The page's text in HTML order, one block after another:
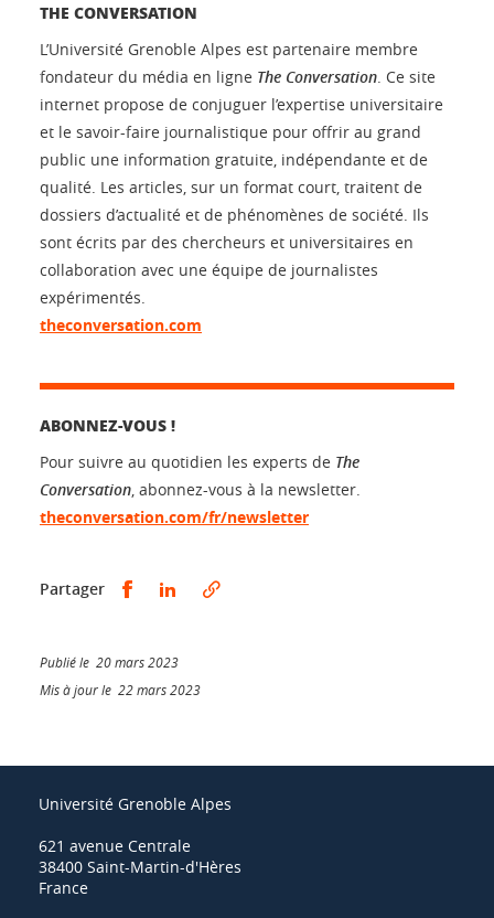
THE CONVERSATION
L’Université Grenoble Alpes est partenaire membre
fondateur du média en ligne The Conversation. Ce site
internet propose de conjuguer l’expertise universitaire
et le savoir-faire journalistique pour offrir au grand
public une information gratuite, indépendante et de
qualité. Les articles, sur un format court, traitent de
dossiers d’actualité et de phénomènes de société. Ils
sont écrits par des chercheurs et universitaires en
collaboration avec une équipe de journalistes
expérimentés.
theconversation.com
ABONNEZ-VOUS !
Pour suivre au quotidien les experts de The
Conversation, abonnez-vous à la newsletter.
theconversation.com/fr/newsletter
Partager Partager sur Facebook
Partager sur LinkedIn
Publié le 20 mars 2023
Mis à jour le 22 mars 2023
Université Grenoble Alpes
621 avenue Centrale
38400 Saint-Martin-d'Hères
France